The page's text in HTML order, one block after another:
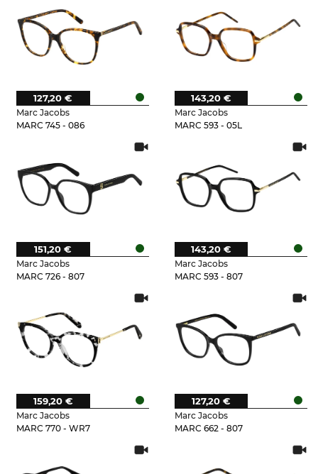
Marc Jacobs
MARC 745 - 086
127,20 €
Marc Jacobs
MARC 593 - 05L
143,20 €
Marc Jacobs
MARC 726 - 807
151,20 €
Marc Jacobs
MARC 593 - 807
143,20 €
Marc Jacobs
MARC 770 - WR7
159,20 €
Marc Jacobs
MARC 662 - 807
127,20 €